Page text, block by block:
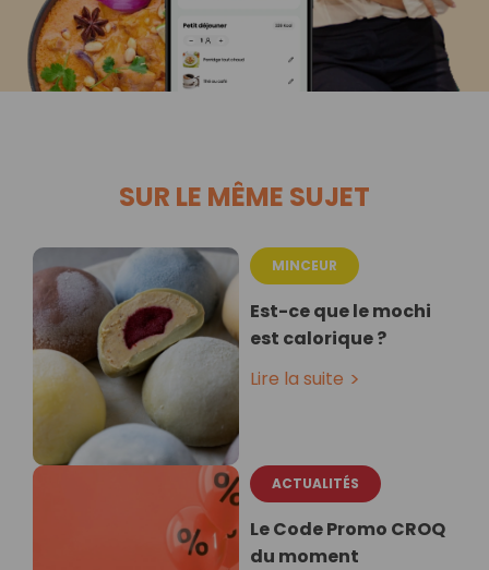
SUR LE MÊME SUJET
MINCEUR
Est-ce que le mochi
est calorique ?
Lire la suite
ACTUALITÉS
Le Code Promo CROQ
du moment